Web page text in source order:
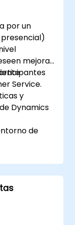
por un
mejorar
Service.
y
Dynamics
de
clientes y
la prestación